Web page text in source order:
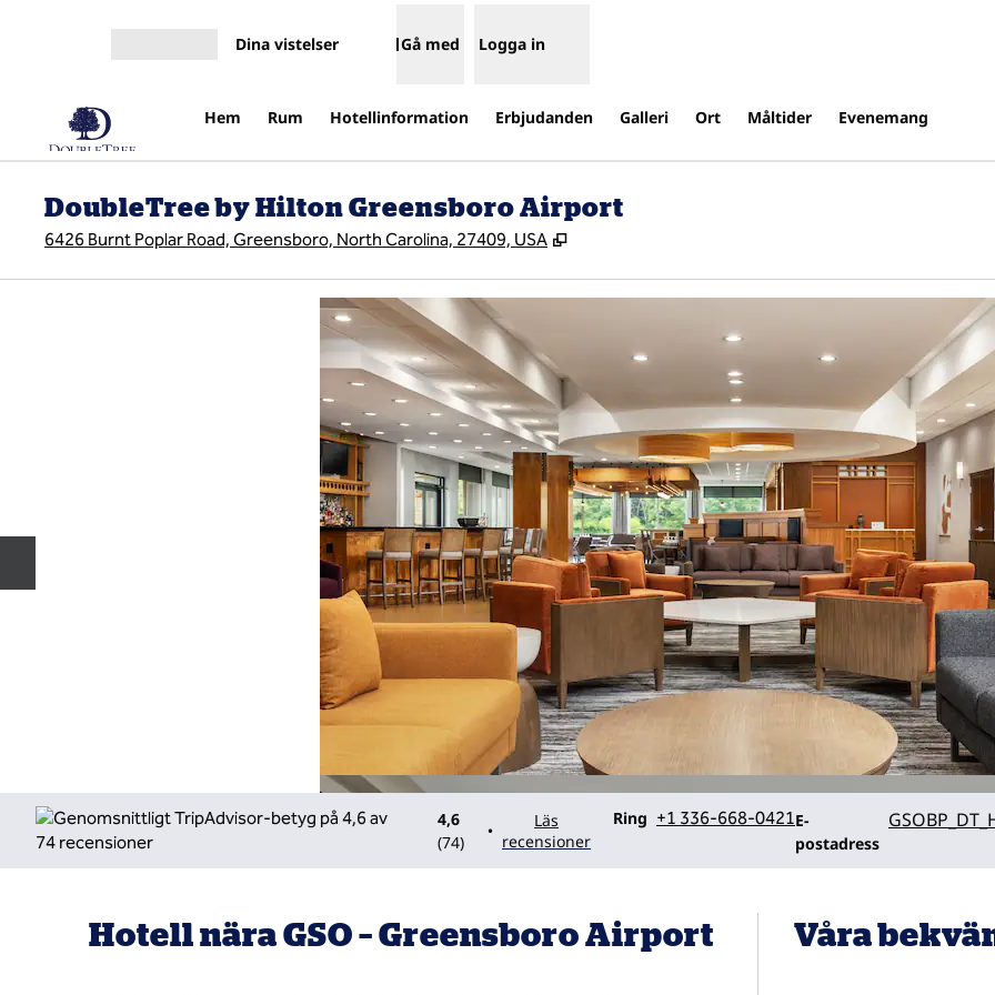
Dina vistelser Gå med Logga in
Hem Rum Hotellinformation Erbjudanden Galleri Ort Måltider Evenemang
DoubleTree by Hilton Greensboro Airport
6426 Burnt Poplar Road, Greensboro, North Carolina, 27409, USA ,
4,6
(74)
•
Läs
recensioner
Ring
Ring +1 336-668-0421E-
postadress
Email
Hotell nära GSO – Greensboro Airport Våra